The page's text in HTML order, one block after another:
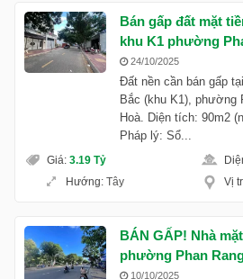
Bán gấp đất mặt
khu K1 phường
24/10/2025
Đất nền cần bán gấp
Bắc (khu K1), phường
Hoà. Diện tích: 90m2
Pháp lý: Sổ...
Giá: 3.19 Tỷ
Hướng: Tây Vị
BÁN GẤP! Nhà
phường Phan
10/10/2025